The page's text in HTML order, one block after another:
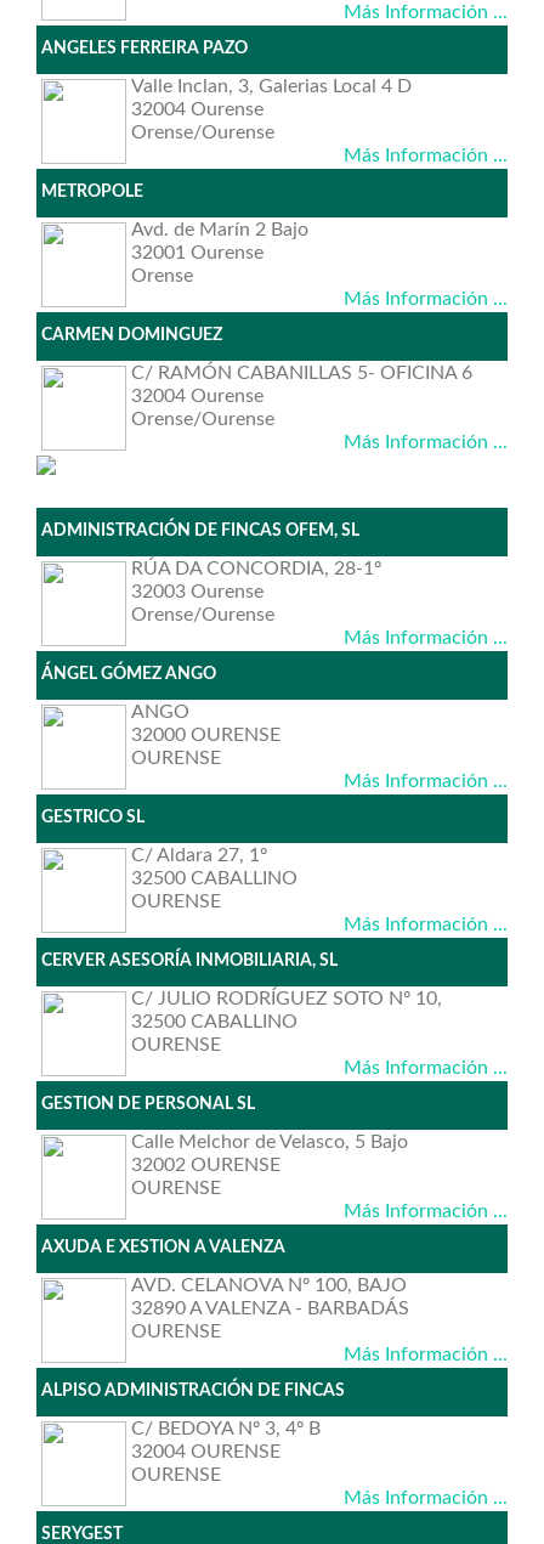
Más Información ...
ANGELES FERREIRA PAZO
Valle Inclan, 3, Galerias Local 4 D
32004 Ourense
Orense/Ourense
Más Información ...
METROPOLE
Avd. de Marín 2 Bajo
32001 Ourense
Orense
Más Información ...
CARMEN DOMINGUEZ
C/ RAMÓN CABANILLAS 5- OFICINA 6
32004 Ourense
Orense/Ourense
Más Información ...
ADMINISTRACIÓN DE FINCAS OFEM, SL
RÚA DA CONCORDIA, 28-1º
32003 Ourense
Orense/Ourense
Más Información ...
ÁNGEL GÓMEZ ANGO
ANGO
32000 OURENSE
OURENSE
Más Información ...
GESTRICO SL
C/ Aldara 27, 1º
32500 CABALLINO
OURENSE
Más Información ...
CERVER ASESORÍA INMOBILIARIA, SL
C/ JULIO RODRÍGUEZ SOTO Nº 10,
32500 CABALLINO
OURENSE
Más Información ...
GESTION DE PERSONAL SL
Calle Melchor de Velasco, 5 Bajo
32002 OURENSE
OURENSE
Más Información ...
AXUDA E XESTION A VALENZA
AVD. CELANOVA Nº 100, BAJO
32890 A VALENZA - BARBADÁS
OURENSE
Más Información ...
ALPISO ADMINISTRACIÓN DE FINCAS
C/ BEDOYA Nº 3, 4º B
32004 OURENSE
OURENSE
Más Información ...
SERYGEST